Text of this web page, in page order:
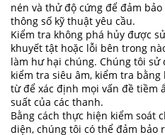
nén và thử độ cứng để đảm
thông số kỹ thuật yêu cầu.
Kiểm tra không phá hủy được
khuyết tật hoặc lỗi bên trong
làm hư hại chúng. Chúng tôi
kiểm tra siêu âm, kiểm tra
từ để xác định mọi vấn đề tiềm
suất của các thanh.
Bằng cách thực hiện kiểm soát
diện, chúng tôi có thể đảm bảo